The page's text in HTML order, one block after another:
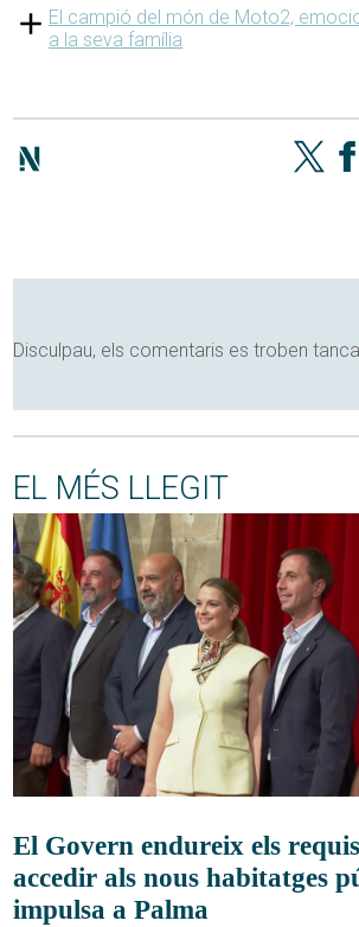
El campió del món de Moto2,
a la seva família
Disculpau, els comentaris es troben
EL MÉS LLEGIT
El Govern endureix els
accedir als nous habitatges
impulsa a Palma